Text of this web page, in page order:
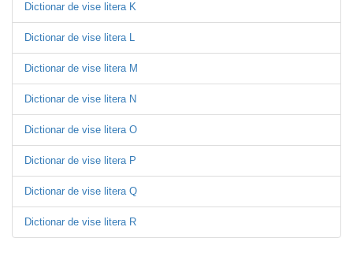
Dictionar de vise litera K
Dictionar de vise litera L
Dictionar de vise litera M
Dictionar de vise litera N
Dictionar de vise litera O
Dictionar de vise litera P
Dictionar de vise litera Q
Dictionar de vise litera R